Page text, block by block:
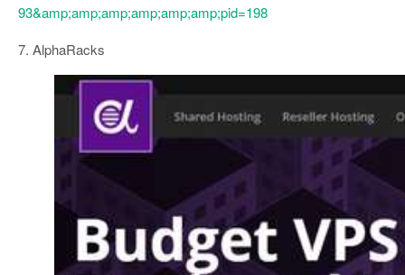
93&amp;amp;amp;amp;amp;amp;pid=198
7. AlphaRacks